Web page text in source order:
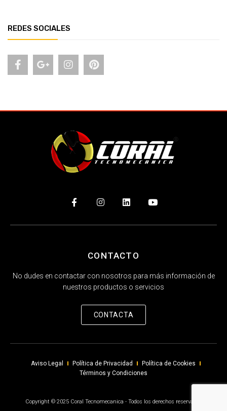
REDES SOCIALES
CONTACTO
No dudes en contactar con nosotros para más información de
nuestros productos o servicios
CONTACTA
Aviso Legal Política de Privacidad
Política de Cookies
Términos y Condiciones
Copyright © 2025 Coral Tecnomecanica - Todos los derechos reservados